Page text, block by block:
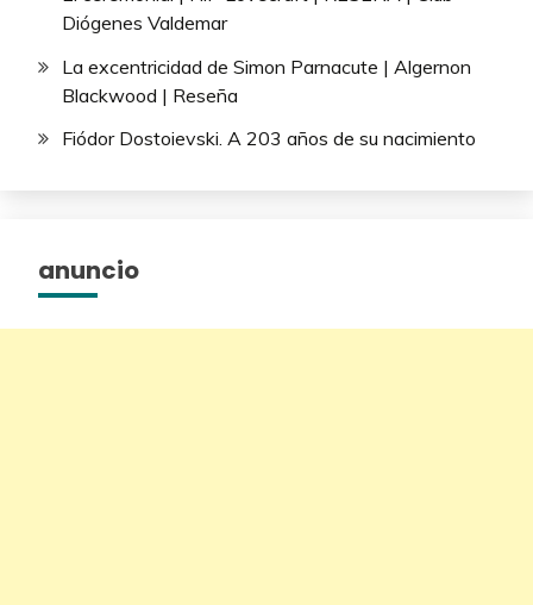
Diógenes Valdemar
La excentricidad de Simon Parnacute | Algernon
Blackwood | Reseña
Fiódor Dostoievski. A 203 años de su nacimiento
anuncio